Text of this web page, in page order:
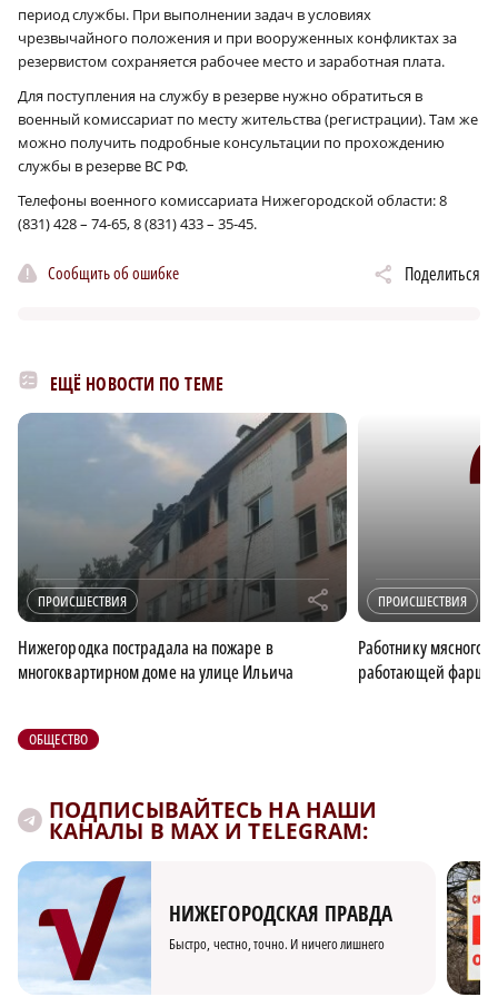
период службы. При выполнении задач в условиях
чрезвычайного положения и при вооруженных конфликтах за
резервистом сохраняется рабочее место и заработная плата.
Для поступления на службу в резерве нужно обратиться в
военный комиссариат по месту жительства (регистрации). Там же
можно получить подробные консультации по прохождению
службы в резерве ВС РФ.
Телефоны военного комиссариата Нижегородской области: 8
(831) 428 – 74-65, 8 (831) 433 – 35-45.
Сообщить об ошибке Поделиться
ЕЩЁ НОВОСТИ ПО ТЕМЕ
ПРОИСШЕСТВИЯ r
Нижегородка пострадала на пожаре в
многоквартирном доме на улице Ильича
ПРОИСШЕСТВИЯ
Работнику мясного
работающей
ОБЩЕСТВО
ПОДПИСЫВАЙТЕСЬ НА НАШИ
КАНАЛЫ В MAX И TELEGRAM:
НИЖЕГОРОДСКАЯ ПРАВДА
Быстро, честно, точно. И ничего лишнего